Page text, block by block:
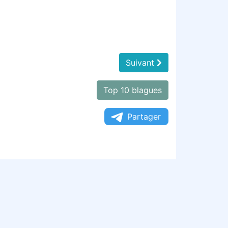
Suivant
Top 10 blagues
Partager